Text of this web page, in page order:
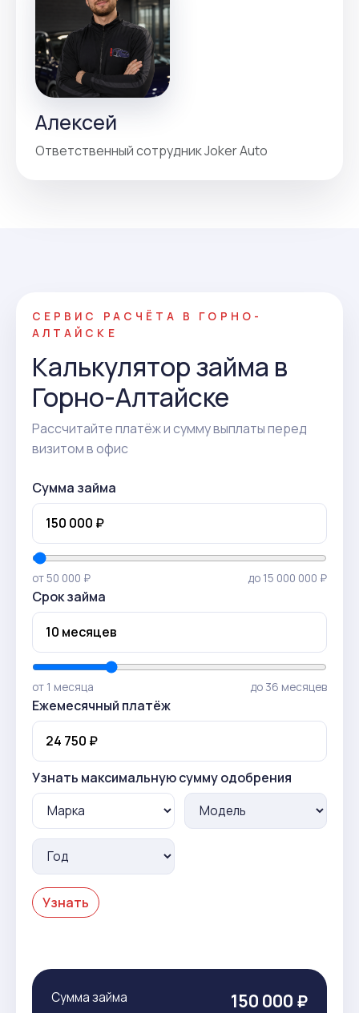
Алексей
Ответственный сотрудник Joker Auto
СЕРВИС РАСЧЁТА В ГОРНО-
АЛТАЙСКЕ
Калькулятор займа в
Горно-Алтайске
Рассчитайте платёж и сумму выплаты перед
визитом в офис
Сумма займа
от 50 000 ₽ до 15 000 000 ₽
Срок займа
от 1 месяца до 36 месяцев
Ежемесячный платёж
Узнать максимальную сумму одобрения
Узнать
Сумма займа 150 000 ₽